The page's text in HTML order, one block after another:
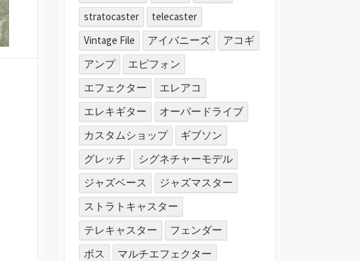
stratocaster
telecaster
Vintage File
アイバニーズ
アコギ
アンプ
エピフォン
エフェクター
エレアコ
エレキギター
オーバードライブ
カスタムショップ
ギブソン
グレッチ
シグネチャーモデル
ジャズベース
ジャズマスター
ストラトキャスター
テレキャスター
フェンダー
ボス
マルチエフェクター